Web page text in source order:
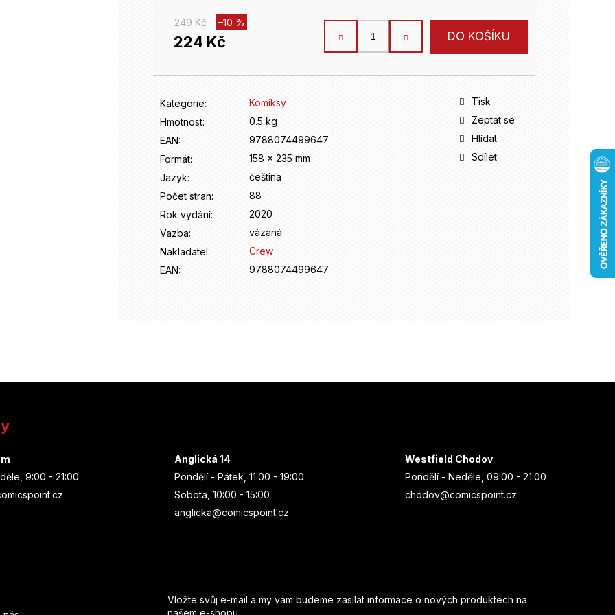
249 Kč –10 %
224 Kč
Měrná
DO KOŠÍKU
Kategorie:
Komiksy
Hmotnost:
0.5 kg
EAN:
9788074499647
Formát:
158 x 235 mm
Jazyk:
čeština
Počet stran:
88
Rok vydání:
2020
Vazba:
vázaná
Nakladatel:
Crew
EAN: 9788074499647
Tisk
Zeptat se
Hlídat
Sdílet
9:00 - 21:00
Anglická 14
Pondělí - Pátek, 11:00 - 19:00
Sobota, 10:00 - 15:00
anglicka@comicspoint.cz
Westfield Chodov
Pondělí - Neděle, 09:00 - 21:00
chodov@comicspoint.cz
Vložte svůj e-mail a my vám budeme zasílat informace o nových produktech na
našem e-shopu.